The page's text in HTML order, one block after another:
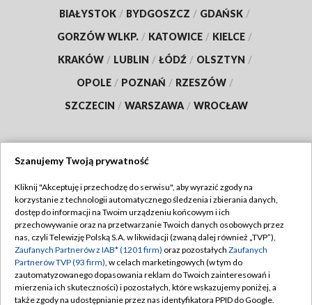
BIAŁYSTOK / BYDGOSZCZ / GDAŃSK /
GORZÓW WLKP. / KATOWICE / KIELCE /
KRAKÓW / LUBLIN / ŁÓDŹ / OLSZTYN /
OPOLE / POZNAŃ / RZESZÓW /
SZCZECIN / WARSZAWA / WROCŁAW
TVP
Abonament TVP
Emisja w TVP
Centrum informacji TVP
Naziemna Telewizja Cyfrowa
Regulamin TVP
Polityka prywatności
Moje zgody
Pomoc
Szanujemy Twoją prywatność
Kliknij "Akceptuję i przechodzę do serwisu", aby wyrazić zgody na
korzystanie z technologii automatycznego śledzenia i zbierania danych,
dostęp do informacji na Twoim urządzeniu końcowym i ich
przechowywanie oraz na przetwarzanie Twoich danych osobowych przez
nas, czyli Telewizję Polską S.A. w likwidacji (zwaną dalej również „TVP”),
Zaufanych Partnerów z IAB* (1201 firm) oraz pozostałych Zaufanych
Partnerów TVP (93 firm), w celach marketingowych (w tym do
zautomatyzowanego dopasowania reklam do Twoich zainteresowań i
mierzenia ich skuteczności) i pozostałych, które wskazujemy poniżej, a
także zgody na udostępnianie przez nas identyfikatora PPID do Google.